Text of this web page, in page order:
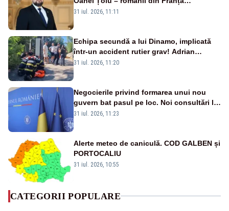
abandonați de propriul minister de
31 iul. 2026, 11:11
Echipa secundă a lui Dinamo, implicată
într-un accident rutier grav! Adrian
Ropotan a fost resuscitat
31 iul. 2026, 11:20
Negocierile privind formarea unui nou
guvern bat pasul pe loc. Noi consultări la
Cotroceni, așteptate după mijlocul lunii
31 iul. 2026, 11:23
Alerte meteo de caniculă. COD GALBEN și
PORTOCALIU
31 iul. 2026, 10:55
CATEGORII POPULARE